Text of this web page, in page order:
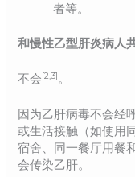
者等。
和慢性乙型肝炎病人
不会[2,3]。
因为乙肝病毒不会经
或生活接触（如使用
宿舍、同一餐厅用餐
会传染乙肝。